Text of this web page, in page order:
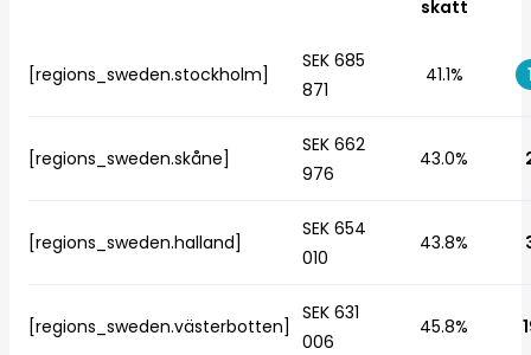
skatt
[regions_sweden.stockholm]
SEK 685
871
41.1%
[regions_sweden.skåne]
SEK 662
976
43.0%
[regions_sweden.halland]
SEK 654
010
43.8%
[regions_sweden.västerbotten]
SEK 631
006
45.8%